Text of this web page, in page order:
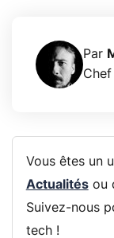
Par
Vous êtes un
Actualitésou
Suivez-nous
tech !